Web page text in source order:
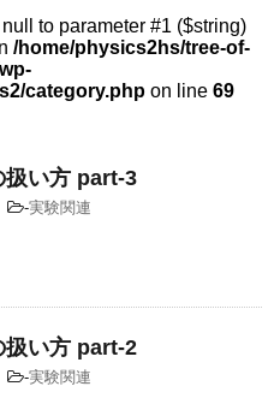
to parameter #1 ($string)
/home/physics2hs/tree-of-
category.php on line 69
扱い方 part-3
-実験関連
扱い方 part-2
-実験関連